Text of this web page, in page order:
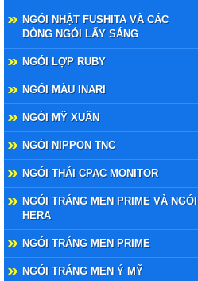
NGÓI NHẬT FUSHITA VÀ CÁC
DÒNG NGÓI LẤY SÁNG
NGÓI LỢP RUBY
NGÓI MÀU INARI
NGÓI MỸ XUÂN
NGÓI NIPPON TNC
NGÓI THÁI CPAC MONITOR
NGÓI TRÁNG MEN PRIME VÀ NGÓI
HERA
NGÓI TRÁNG MEN PRIME
NGÓI TRÁNG MEN Ý MỸ